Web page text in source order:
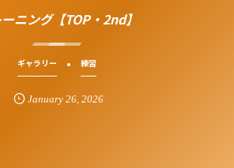
ーニング【TOP・2nd】
ギャラリー 練習
January 26, 2026